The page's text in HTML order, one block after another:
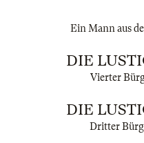
Ein Mann aus
DIE
Vierter
DIE
Dritter